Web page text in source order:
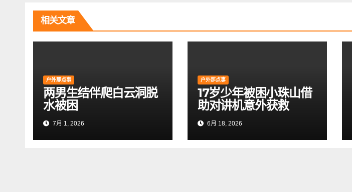
航
相关文章
户外那点事
两男生结伴爬白云洞脱
水被困
7月 1, 2026
户外那点事
17岁少年被困小珠山借
助对讲机意外获救
6月 18, 2026